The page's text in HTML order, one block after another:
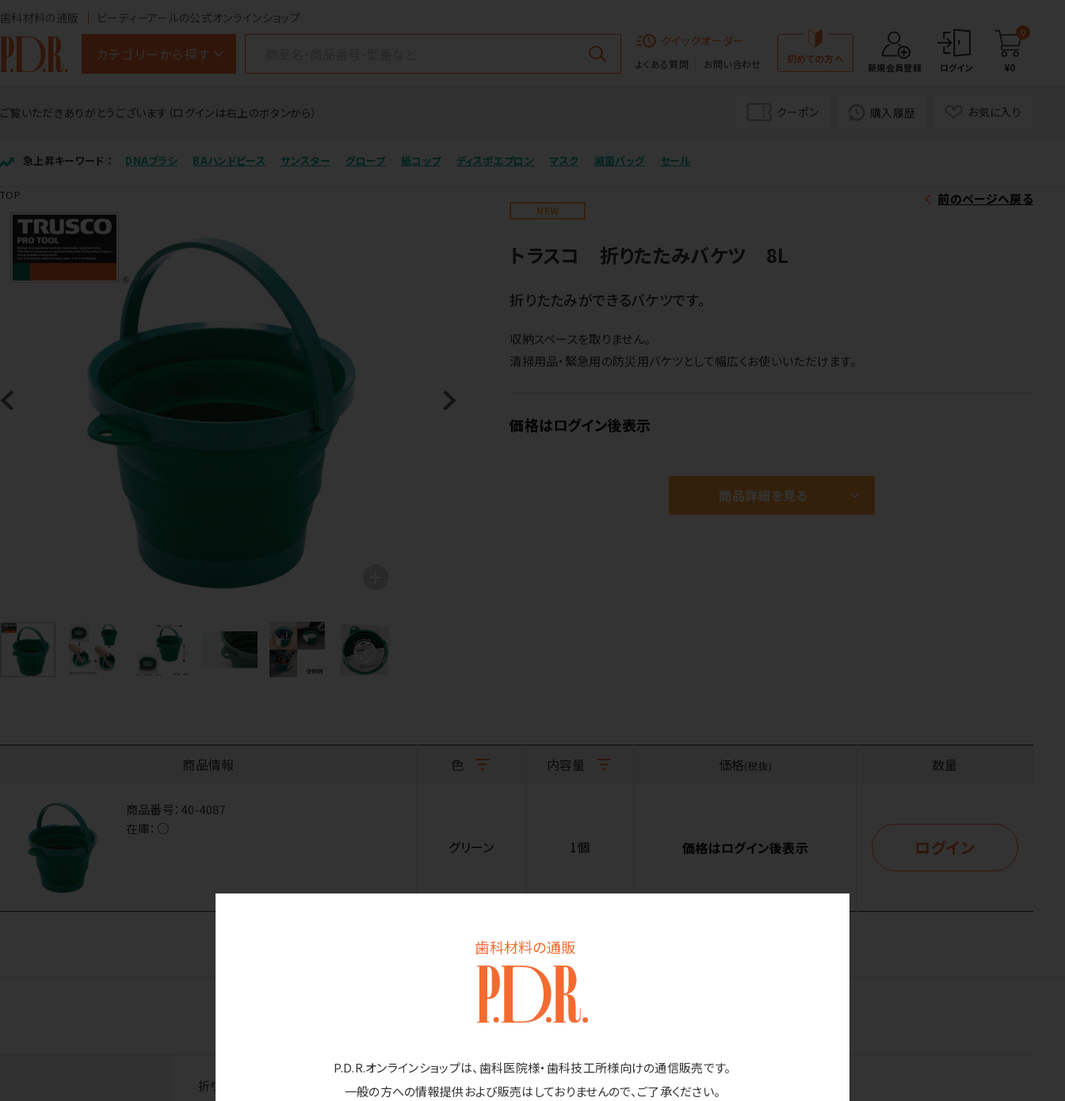
歯科材料の通販
P.D.R.オンラインショップは、歯科医院様・歯科技工所様向けの通信販売です。
一般の方への情報提供および販売はしておりませんので、ご了承ください。
歯科材料の通販 ピーディーアールの公式オンラインショップ
カテゴリーから探す
クイックオーダー
よくある質問 お問い合わせ 初めての方へ
新規会員登録 ログイン
0
¥0
ご覧いただきありがとうございます（ログインは右上のボタンから） クーポン 購入履歴 お気に入り
急上昇キーワード ： DNAブラシ BAハンドピース サンスター グローブ 紙コップ ディスポエプロン マスク 滅菌バッグ セール
TOP 前のページへ戻る
NEW
トラスコ 折りたたみバケツ 8L
折りたたみができるバケツです。
収納スペースを取りません。
清掃用品・緊急用の防災用バケツとして幅広くお使いいただけます。
価格はログイン後表示
商品詳細を見る
商品情報 色 内容量 価格(税抜) 数量
商品番号： 40-4087
在庫： ○
グリーン 1個 価格はログイン後表示 ログイン
商品詳細
折りたたみができるバケツです。